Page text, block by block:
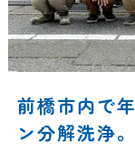
前橋市内で
ン分解洗浄。